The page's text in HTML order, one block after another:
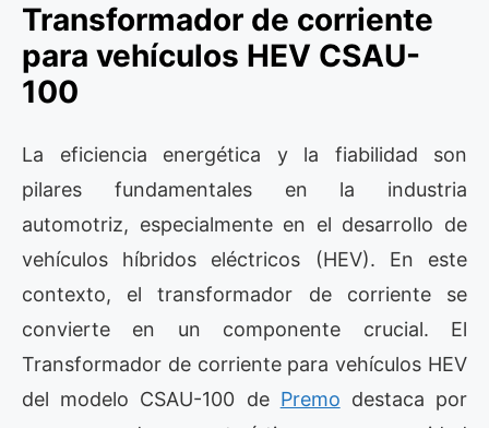
Transformador de corriente
para vehículos HEV CSAU-
100
La eficiencia energética y la fiabilidad son
pilares fundamentales en la industria
automotriz, especialmente en el desarrollo de
vehículos híbridos eléctricos (HEV). En este
contexto, el transformador de corriente se
convierte en un componente crucial. El
Transformador de corriente para vehículos HEV
del modelo CSAU-100 de Premo destaca por